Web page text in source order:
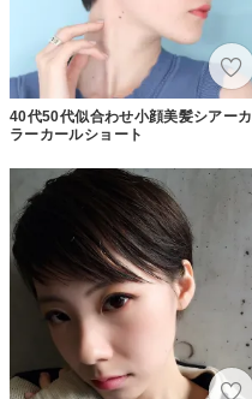
40代50代似合わせ小顔美髪シアーカ
ラーカールショート